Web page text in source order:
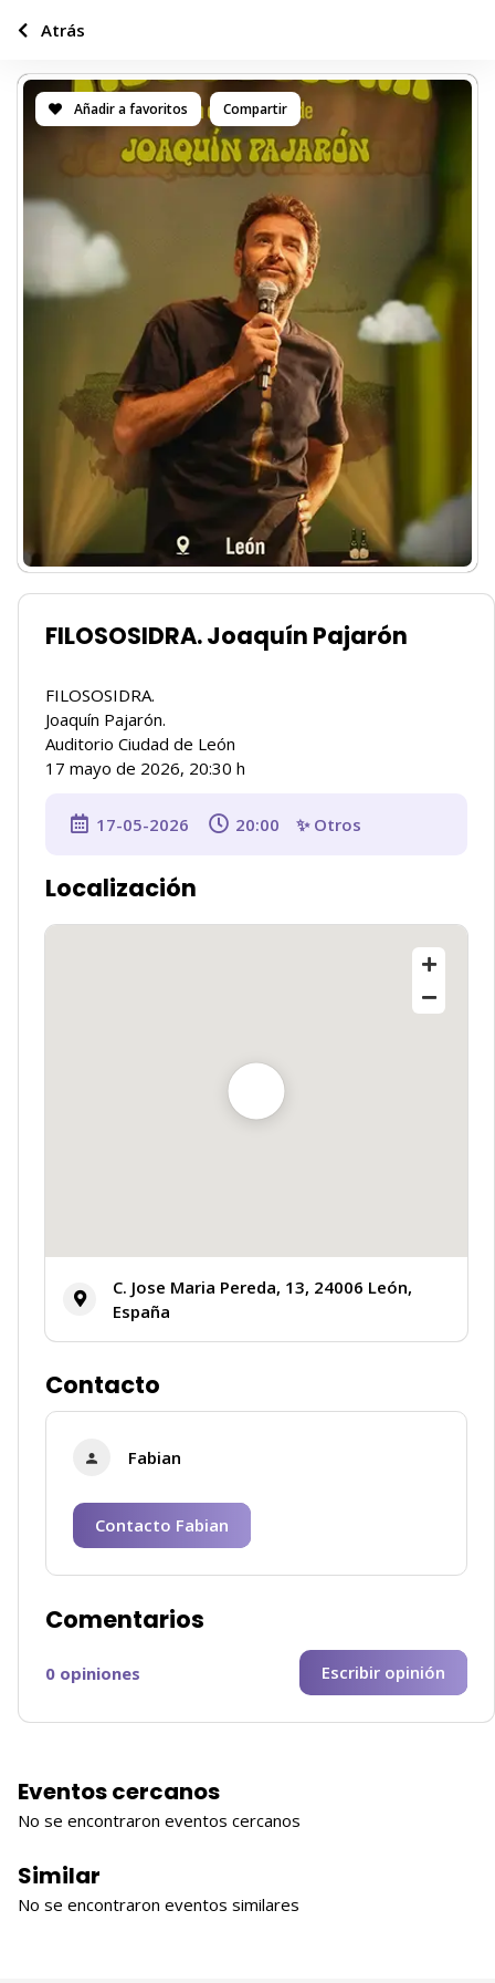
Añadir a favoritos Compartir
FILOSOSIDRA. Joaquín Pajarón
FILOSOSIDRA.
Joaquín Pajarón.
Auditorio Ciudad de León
17 mayo de 2026, 20:30 h
17-05-2026 20:00 ✨ Otros
Localización
C. Jose Maria Pereda, 13, 24006 León,
España
Contacto
Fabian
Contacto Fabian
Comentarios
0 opiniones Escribir opinión
Atrás
Eventos cercanos
No se encontraron eventos cercanos
Similar
No se encontraron eventos similares